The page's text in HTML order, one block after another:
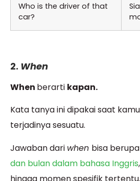
Who is the driver of that
car?
2. When
When berarti kapan.
Kata tanya ini dipakai saat
terjadinya sesuatu.
Jawaban dari when bisa
dan bulan dalam bahasa Inggris
hingga momen spesifik tertentu.